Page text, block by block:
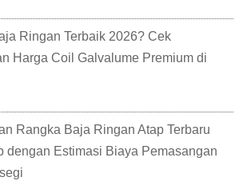
Ringan Terbaik 2026? Cek
Harga Coil Galvalume Premium di
Rangka Baja Ringan Atap Terbaru
dengan Estimasi Biaya Pemasangan